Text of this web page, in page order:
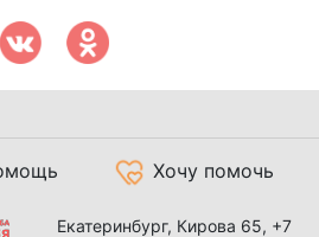
Хочу помочь
Екатеринбург, Кирова 65, +7